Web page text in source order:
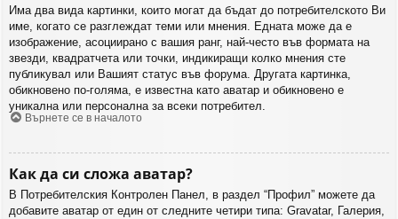
Има два вида картинки, които могат да бъдат до потребителското Ви
име, когато се разглеждат теми или мнения. Едната може да е
изображение, асоциирано с вашия ранг, най-често във формата на
звезди, квадратчета или точки, индикиращи колко мнения сте
публикувал или Вашият статус във форума. Другата картинка,
обикновено по-голяма, е известна като аватар и обикновено е
уникална или персонална за всеки потребител.
Върнете се в началото
Как да си сложа аватар?
В Потребителския Контролен Панел, в раздел “Профил” можете да
добавите аватар от един от следните четири типа: Gravatar, Галерия,